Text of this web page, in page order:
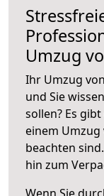
Umzug
Ihr Umzug
und Sie
sollen? Es
einem
beachten sind.
hin zum